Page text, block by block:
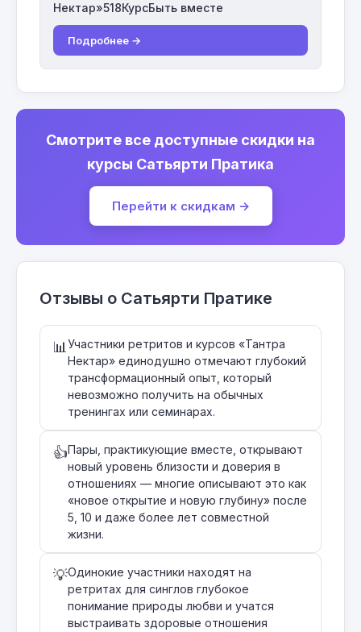
Нектар»518КурсБыть вместе
Подробнее →
Смотрите все доступные скидки на
курсы Сатьярти Пратика
Перейти к скидкам →
Отзывы о Сатьярти Пратике
📊 Участники ретритов и курсов «Тантра
Нектар» единодушно отмечают глубокий
трансформационный опыт, который
невозможно получить на обычных
тренингах или семинарах.
👍Пары, практикующие вместе, открывают
новый уровень близости и доверия в
отношениях — многие описывают это как
«новое открытие и новую глубину» после
5, 10 и даже более лет совместной
жизни.
💡Одинокие участники находят на
ретритах для синглов глубокое
понимание природы любви и учатся
выстраивать здоровые отношения